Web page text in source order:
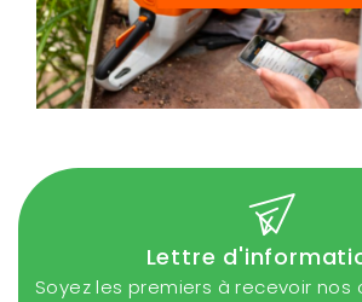
Lettre
Soyez les premiers à recevoir nos